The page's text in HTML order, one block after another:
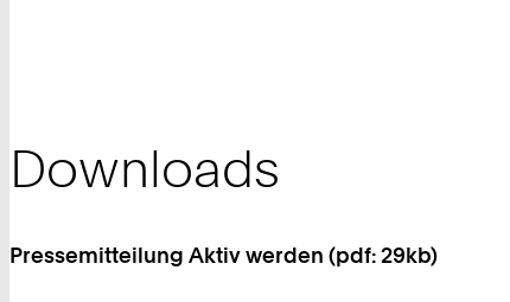
Downloads
Pressemitteilung Aktiv werden (pdf: 29kb)